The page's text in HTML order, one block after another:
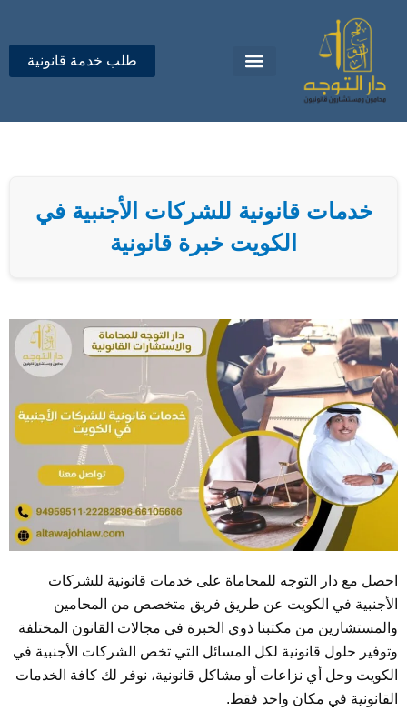
المحتوى
طلب خدمة قانونية
خدمات قانونية للشركات الأجنبية في
الكويت خبرة قانونية
احصل مع دار التوجه للمحاماة على خدمات قانونية للشركات
الأجنبية في الكويت عن طريق فريق متخصص من المحامين
والمستشارين من مكتبنا ذوي الخبرة في مجالات القانون المختلفة
وتوفير حلول قانونية لكل المسائل التي تخص الشركات الأجنبية في
الكويت وحل أي نزاعات أو مشاكل قانونية، نوفر لك كافة الخدمات
القانونية في مكان واحد فقط.